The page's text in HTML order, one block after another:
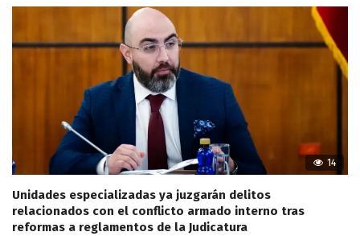
14
Unidades especializadas ya juzgarán delitos
relacionados con el conflicto armado interno tras
reformas a reglamentos de la Judicatura